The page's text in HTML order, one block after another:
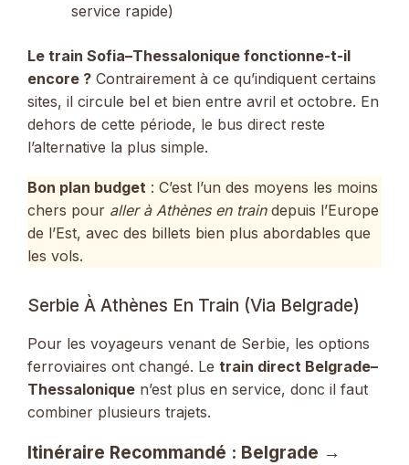
service rapide)
Le train Sofia–Thessalonique fonctionne-t-il
encore ? Contrairement à ce qu’indiquent certains
sites, il circule bel et bien entre avril et octobre. En
dehors de cette période, le bus direct reste
l’alternative la plus simple.
Bon plan budget : C’est l’un des moyens les moins
chers pour aller à Athènes en traindepuis l’Europe
de l’Est, avec des billets bien plus abordables que
les vols.
Serbie À Athènes En Train (via Belgrade)
Pour les voyageurs venant de Serbie, les options
ferroviaires ont changé. Le train direct Belgrade–
Thessalonique n’est plus en service, donc il faut
combiner plusieurs trajets.
Itinéraire Recommandé : Belgrade →